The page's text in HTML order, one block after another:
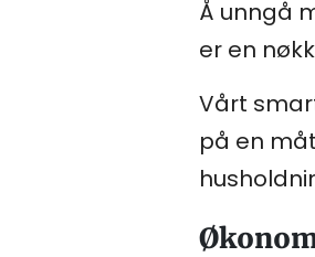
Å unngå
er en
Vårt
på en